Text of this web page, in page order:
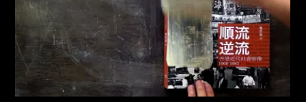
进一步筛选 搜索